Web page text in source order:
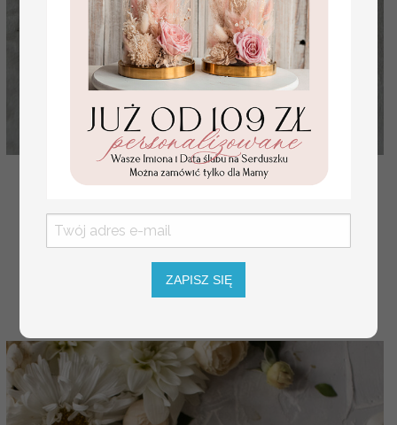
oryginalne podziękowania dla gości weselnych,
( 01/TŁoczZws/Brelok )
ZAPISZ SIĘ